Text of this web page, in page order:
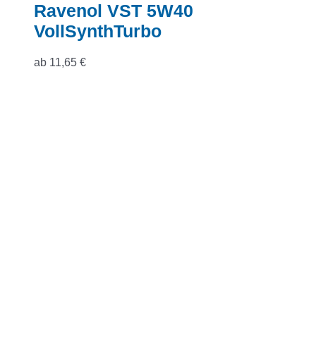
Ravenol VST 5W40
VollSynthTurbo
ab 11,65 €